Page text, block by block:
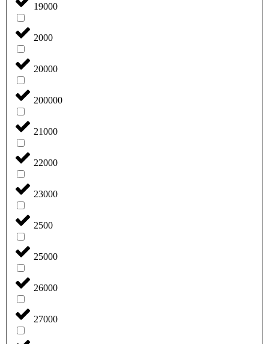
19000
2000
20000
200000
21000
22000
23000
2500
25000
26000
27000